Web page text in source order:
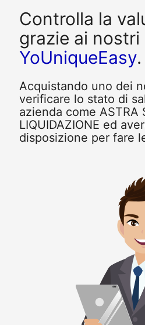
Controlla la
grazie ai
YoUniqueEasy.
Acquistando uno dei
verificare lo stato di
azienda come ASTRA
LIQUIDAZIONE ed
disposizione per fare